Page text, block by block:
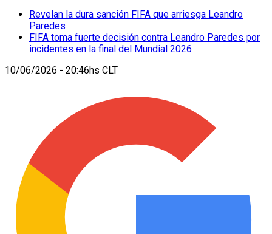
Revelan la dura sanción FIFA que arriesga Leandro
Paredes
FIFA toma fuerte decisión contra Leandro Paredes por
incidentes en la final del Mundial 2026
10/06/2026 - 20:46hs CLT